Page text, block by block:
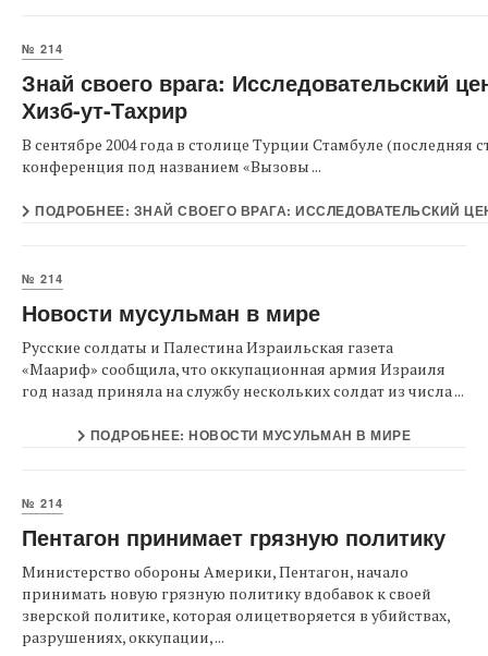
№ 214
Знай своего врага: Исследовательский
Хизб-ут-Тахрир
В сентябре 2004 года в столице Турции Стамбуле (последняя
конференция под названием «Вызовы ...
ПОДРОБНЕЕ: ЗНАЙ СВОЕГО ВРАГА: ИССЛЕДОВАТЕЛЬСКИЙ
№ 214
Новости мусульман в мире
Русские солдаты и Палестина Израильская газета
«Маариф» сообщила, что оккупационная армия Израиля
год назад приняла на службу нескольких солдат из числа ...
ПОДРОБНЕЕ: НОВОСТИ МУСУЛЬМАН В МИРЕ
№ 214
Пентагон принимает грязную политику
Министерство обороны Америки, Пентагон, начало
принимать новую грязную политику вдобавок к своей
зверской политике, которая олицетворяется в убийствах,
разрушениях, оккупации, ...